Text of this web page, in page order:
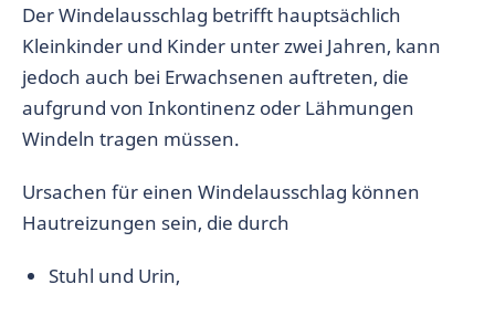
Der Windelausschlag betrifft hauptsächlich
Kleinkinder und Kinder unter zwei Jahren, kann
jedoch auch bei Erwachsenen auftreten, die
aufgrund von Inkontinenz oder Lähmungen
Windeln tragen müssen.
Ursachen für einen Windelausschlag können
Hautreizungen sein, die durch
Stuhl und Urin,